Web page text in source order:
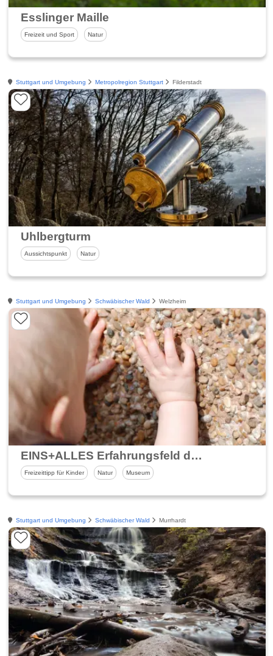
Esslinger Maille
Freizeit und Sport Natur
Stuttgart und Umgebung Metropolregion Stuttgart Filderstadt
Uhlbergturm
Aussichtspunkt Natur
Stuttgart und Umgebung Schwäbischer Wald Welzheim
EINS+ALLES Erfahrungsfeld der Sinne
Freizeittipp für Kinder Natur Museum
Stuttgart und Umgebung Schwäbischer Wald Murrhardt